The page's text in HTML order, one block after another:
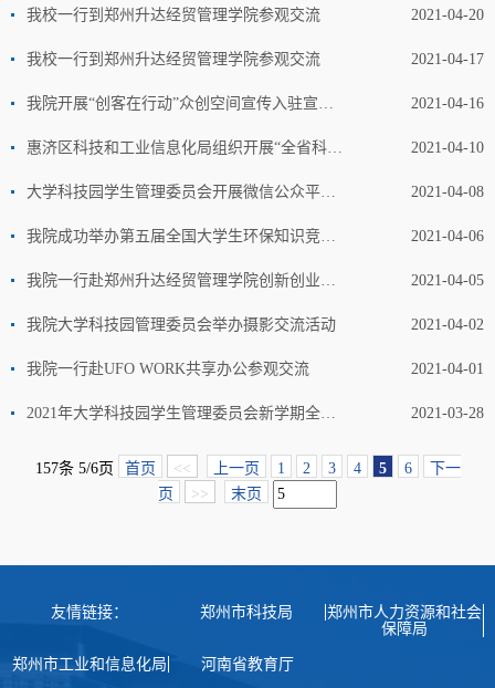
我校一行到郑州升达经贸管理学院参观交流 2021-04-20
我校一行到郑州升达经贸管理学院参观交流 2021-04-17
我院开展“创客在行动”众创空间宣传入驻宣传活动 2021-04-16
惠济区科技和工业信息化局组织开展“全省科技政策宣讲 2021-04-10
大学科技园学生管理委员会开展微信公众平台制作交流活动 2021-04-08
我院成功举办第五届全国大学生环保知识竞赛线下宣传活动 2021-04-06
我院一行赴郑州升达经贸管理学院创新创业教育学院参观交流 2021-04-05
我院大学科技园管理委员会举办摄影交流活动 2021-04-02
我院一行赴UFO WORK共享办公参观交流 2021-04-01
2021年大学科技园学生管理委员会新学期全体会议 2021-03-28
157条 5/6页 首页 << 上一页 1 2 3 4 5 6
下一
页
>> 末页
友情链接： 郑州市科技局
郑州市人力资源和社会
保障局
郑州市工业和信息化局 河南省教育厅